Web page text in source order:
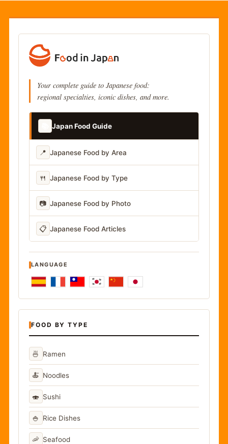
Your complete guide to Japanese food:
regional specialties, iconic dishes, and more.
Japan Food Guide
📍 Japanese Food by Area
🍴 Japanese Food by Type
📷 Japanese Food by Photo
📋 Japanese Food Articles
LANGUAGE
FOOD BY TYPE
🍜 Ramen
🍝 Noodles
🍣 Sushi
🍚 Rice Dishes
🦐 Seafood